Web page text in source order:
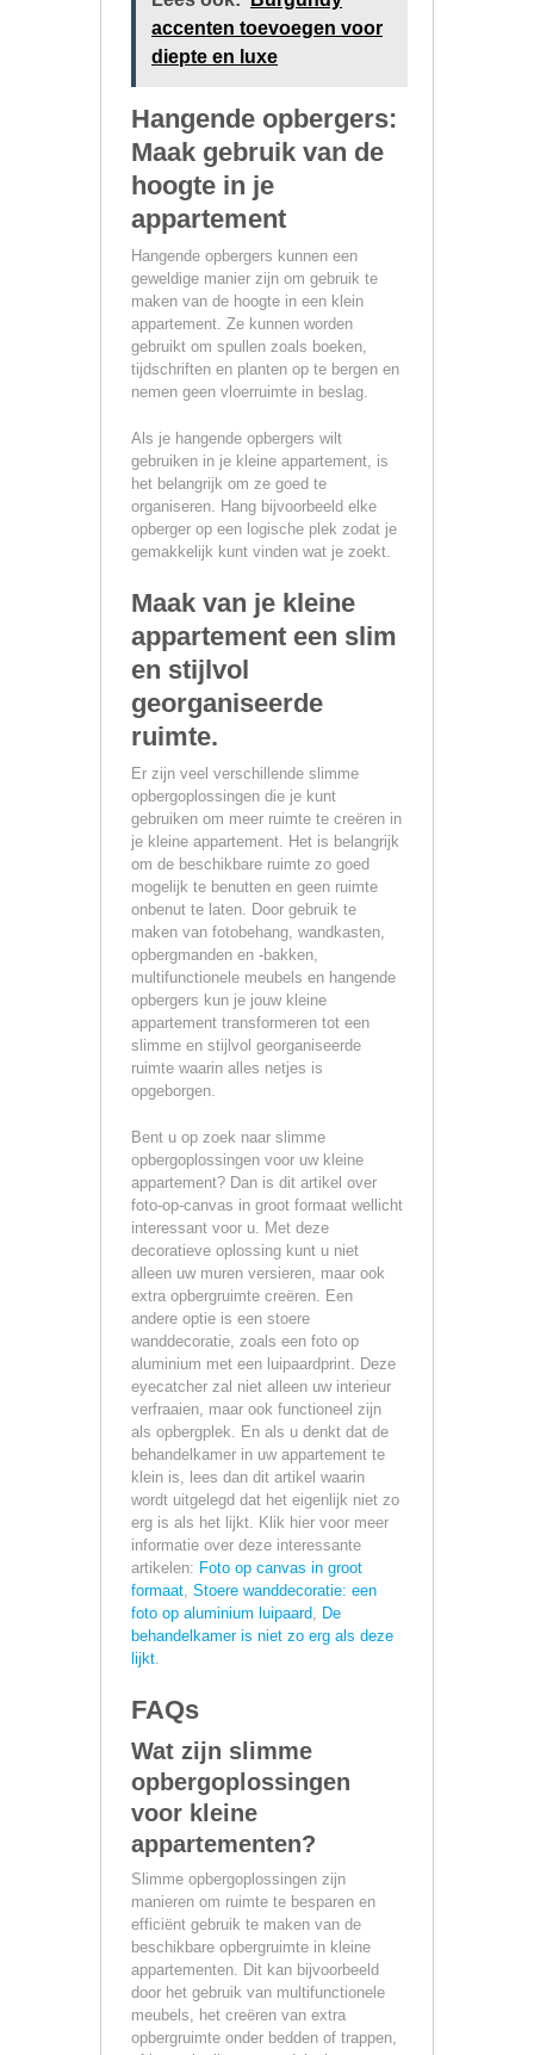
accenten toevoegen voor
diepte en luxe
Hangende opbergers:
Maak gebruik van de
hoogte in je
appartement
Hangende opbergers kunnen een
geweldige manier zijn om gebruik te
maken van de hoogte in een klein
appartement. Ze kunnen worden
gebruikt om spullen zoals boeken,
tijdschriften en planten op te bergen en
nemen geen vloerruimte in beslag.
Als je hangende opbergers wilt
gebruiken in je kleine appartement, is
het belangrijk om ze goed te
organiseren. Hang bijvoorbeeld elke
opberger op een logische plek zodat je
gemakkelijk kunt vinden wat je zoekt.
Maak van je kleine
appartement een slim
en stijlvol
georganiseerde
ruimte.
Er zijn veel verschillende slimme
opbergoplossingen die je kunt
gebruiken om meer ruimte te creëren in
je kleine appartement. Het is belangrijk
om de beschikbare ruimte zo goed
mogelijk te benutten en geen ruimte
onbenut te laten. Door gebruik te
maken van fotobehang, wandkasten,
opbergmanden en -bakken,
multifunctionele meubels en hangende
opbergers kun je jouw kleine
appartement transformeren tot een
slimme en stijlvol georganiseerde
ruimte waarin alles netjes is
opgeborgen.
Bent u op zoek naar slimme
opbergoplossingen voor uw kleine
appartement? Dan is dit artikel over
foto-op-canvas in groot formaat wellicht
interessant voor u. Met deze
decoratieve oplossing kunt u niet
alleen uw muren versieren, maar ook
extra opbergruimte creëren. Een
andere optie is een stoere
wanddecoratie, zoals een foto op
aluminium met een luipaardprint. Deze
eyecatcher zal niet alleen uw interieur
verfraaien, maar ook functioneel zijn
als opbergplek. En als u denkt dat de
behandelkamer in uw appartement te
klein is, lees dan dit artikel waarin
wordt uitgelegd dat het eigenlijk niet zo
erg is als het lijkt. Klik hier voor meer
informatie over deze interessante
artikelen: Foto op canvas in groot
formaat, Stoere wanddecoratie: een
foto op aluminium luipaard, De
behandelkamer is niet zo erg als deze
lijkt.
FAQs
Wat zijn slimme
opbergoplossingen
voor kleine
appartementen?
Slimme opbergoplossingen zijn
manieren om ruimte te besparen en
efficiënt gebruik te maken van de
beschikbare opbergruimte in kleine
appartementen. Dit kan bijvoorbeeld
door het gebruik van multifunctionele
meubels, het creëren van extra
opbergruimte onder bedden of trappen,